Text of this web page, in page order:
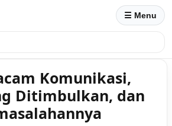
☰ Menu
Komunikasi,
Ditimbulkan, dan